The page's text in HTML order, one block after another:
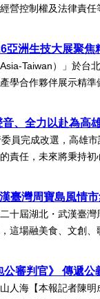
營控制權及法律責任
亞洲生技大展聚焦
Taiwan）」於台
學合作夥伴展示精準
、全力以赴為高
員完成改選，高雄
責任，未來將秉持初
臺灣周寶島風情
十屆湖北・武漢臺
這場融美食、文創、
審判官》 傳遞公
人海【本報記者陳